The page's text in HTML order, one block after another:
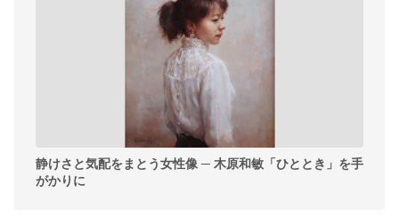
静けさと気配をまとう女性像 ─ 木原和敏「ひととき」を手
がかりに